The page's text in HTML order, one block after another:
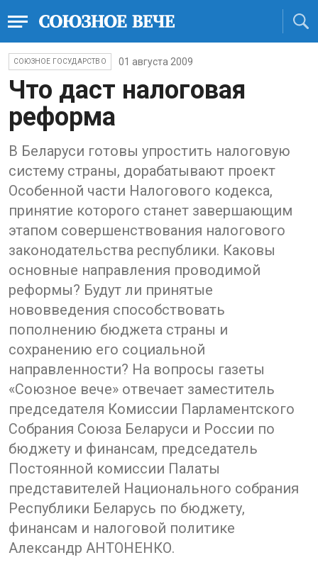
СОЮЗНОЕ ГОСУДАРСТВО 01 августа 2009
Что даст налоговая
реформа
В Беларуси готовы упростить налоговую
систему страны, дорабатывают проект
Особенной части Налогового кодекса,
принятие которого станет завершающим
этапом совершенствования налогового
законодательства республики. Каковы
основные направления проводимой
реформы? Будут ли принятые
нововведения способствовать
пополнению бюджета страны и
сохранению его социальной
направленности? На вопросы газеты
«Союзное вече» отвечает заместитель
председателя Комиссии Парламентского
Собрания Союза Беларуси и России по
бюджету и финансам, председатель
Постоянной комиссии Палаты
представителей Национального собрания
Республики Беларусь по бюджету,
финансам и налоговой политике
Александр АНТОНЕНКО.